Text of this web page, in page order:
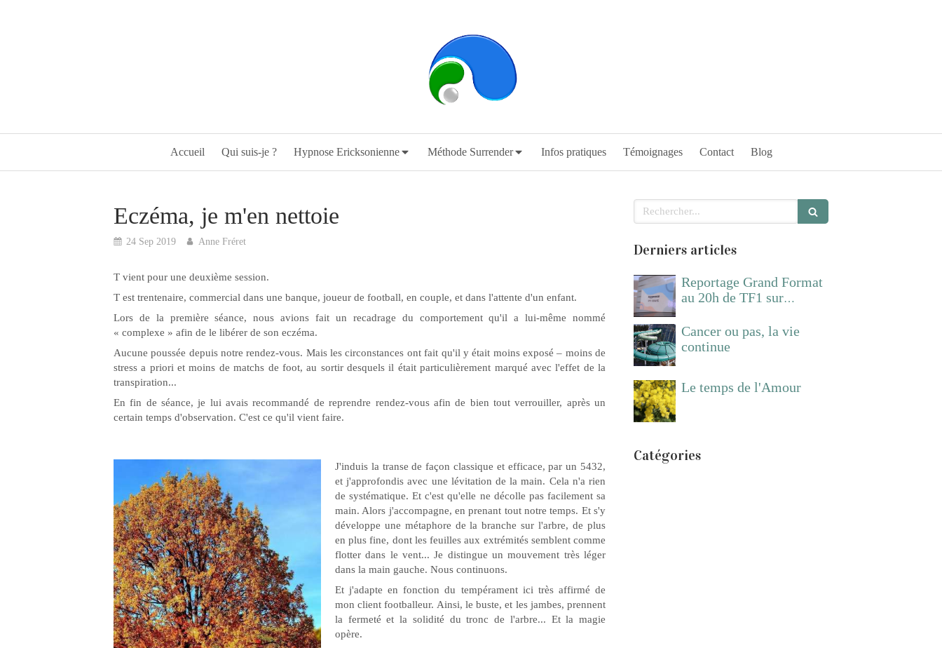
Accueil Qui suis-je ? Hypnose Ericksonienne Méthode Surrender Infos pratiques Témoignages Contact Blog
Eczéma, je m'en nettoie
24 Sep 2019 Anne Fréret
T vient pour une deuxième session.
T est trentenaire, commercial dans une banque, joueur de football, en couple, et dans l'attente d'un enfant.
Lors de la première séance, nous avions fait un recadrage du comportement qu'il a lui-même nommé
« complexe » afin de le libérer de son eczéma.
Aucune poussée depuis notre rendez-vous. Mais les circonstances ont fait qu'il y était moins exposé – moins de
stress a priori et moins de matchs de foot, au sortir desquels il était particulièrement marqué avec l'effet de la
transpiration...
En fin de séance, je lui avais recommandé de reprendre rendez-vous afin de bien tout verrouiller, après un
certain temps d'observation. C'est ce qu'il vient faire.
J'induis la transe de façon classique et efficace, par un 5432,
et j'approfondis avec une lévitation de la main. Cela n'a rien
de systématique. Et c'est qu'elle ne décolle pas facilement sa
main. Alors j'accompagne, en prenant tout notre temps. Et s'y
développe une métaphore de la branche sur l'arbre, de plus
en plus fine, dont les feuilles aux extrémités semblent comme
flotter dans le vent... Je distingue un mouvement très léger
dans la main gauche. Nous continuons.
Et j'adapte en fonction du tempérament ici très affirmé de
mon client footballeur. Ainsi, le buste, et les jambes, prennent
la fermeté et la solidité du tronc de l'arbre... Et la magie
opère.
Rechercher
Derniers articles
Reportage Grand Format
au 20h de TF1 sur
Cancer ou pas, la vie
continue
Le temps de l'Amour
Catégories